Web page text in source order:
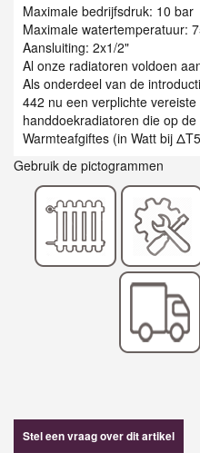
Maximale bedrijfsdruk: 10 bar
Maximale watertemperatuur:
Aansluiting: 2x1/2"
Al onze radiatoren voldoen
Als onderdeel van de
442 nu een verplichte
handdoekradiatoren die op
Warmteafgiftes (in Watt bij
Gebruik de pictogrammen
Stel een vraag over dit artikel